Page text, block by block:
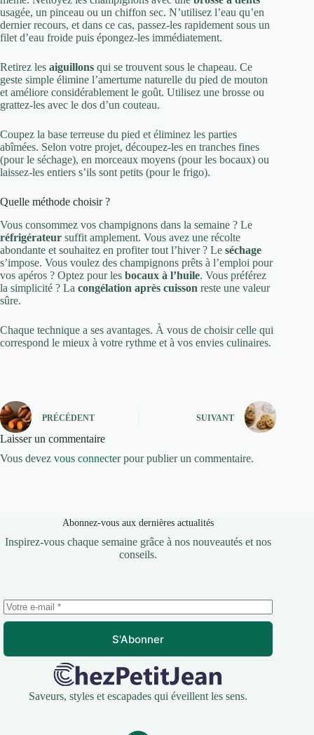
usagée, un pinceau ou un chiffon sec. N’utilisez l’eau qu’en
dernier recours, et dans ce cas, passez-les rapidement sous un
filet d’eau froide puis épongez-les immédiatement.
Retirez les aiguillons qui se trouvent sous le chapeau. Ce
geste simple élimine l’amertume naturelle du pied de mouton
et améliore considérablement le goût. Utilisez une brosse ou
grattez-les avec le dos d’un couteau.
Coupez la base terreuse du pied et éliminez les parties
abîmées. Selon votre projet, découpez-les en tranches fines
(pour le séchage), en morceaux moyens (pour les bocaux) ou
laissez-les entiers s’ils sont petits (pour le frigo).
Quelle méthode choisir ?
Vous consommez vos champignons dans la semaine ? Le
réfrigérateur suffit amplement. Vous avez une récolte
abondante et souhaitez en profiter tout l’hiver ? Le séchage
s’impose. Vous voulez des champignons prêts à l’emploi pour
vos apéros ? Optez pour les bocaux à l’huile. Vous préférez
la simplicité ? La congélation après cuisson reste une valeur
sûre.
Chaque technique a ses avantages. À vous de choisir celle qui
correspond le mieux à votre rythme et à vos envies culinaires.
PRÉCÉDENT SUIVANT
Laisser un commentaire
Vous devez vous connecterpour publier un commentaire.
Abonnez-vous aux dernières actualités
Inspirez-vous chaque semaine grâce à nos nouveautés et nos
conseils.
S'Abonner
Saveurs, styles et escapades qui éveillent les sens.